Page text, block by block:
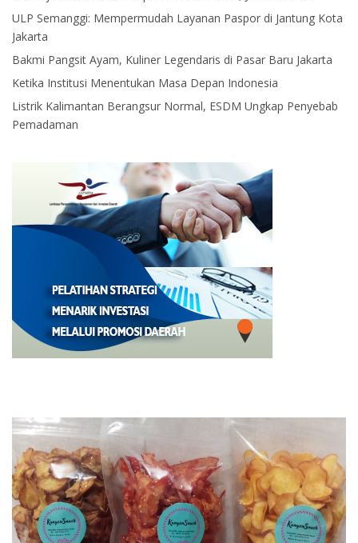
ULP Semanggi: Mempermudah Layanan Paspor di Jantung Kota
Jakarta
Bakmi Pangsit Ayam, Kuliner Legendaris di Pasar Baru Jakarta
Ketika Institusi Menentukan Masa Depan Indonesia
Listrik Kalimantan Berangsur Normal, ESDM Ungkap Penyebab
Pemadaman